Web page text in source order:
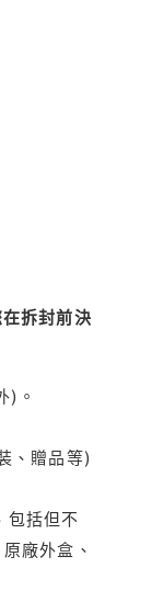
拆封前決
)。
、贈品等)
包括但不
廠外盒、